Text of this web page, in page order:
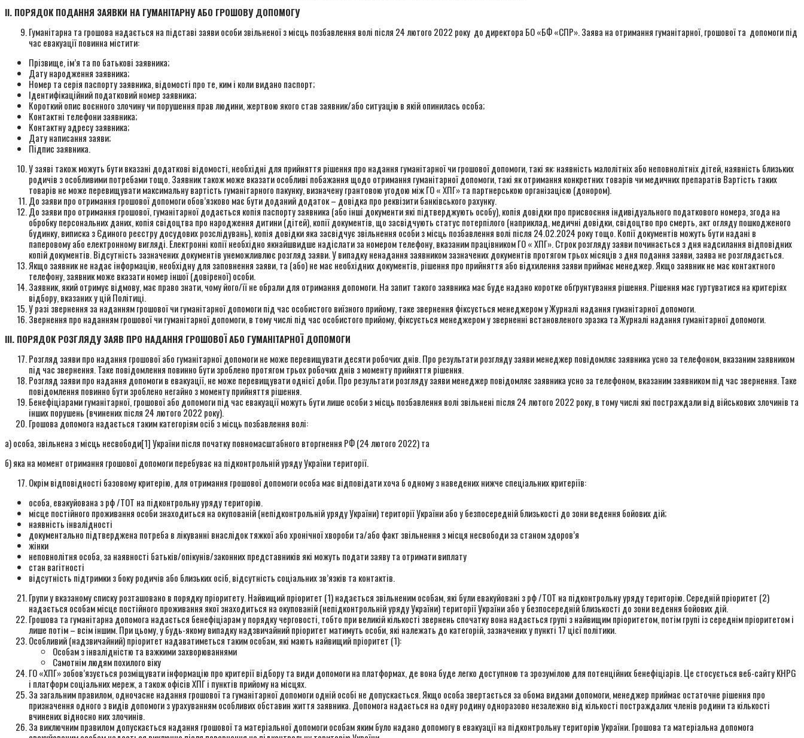
ІІ. ПОРЯДОК ПОДАННЯ ЗАЯВКИ НА ГУМАНІТАРНУ АБО ГРОШОВУ ДОПОМОГУ
Гуманітарна та грошова надається на підставі заяви особи звільненої з місць позбавлення волі після 24 лютого 2022 року до директора БО «БФ «СПР». Заява на отримання гуманітарної, грошової та допомоги під
час евакуації повинна містити:
Прізвище, ім’я та по батькові заявника;
Дату народження заявника;
Номер та серія паспорту заявника, відомості про те, ким і коли видано паспорт;
Ідентифікаційний податковий номер заявника;
Короткий опис воєнного злочину чи порушення прав людини, жертвою якого став заявник/або ситуацію в якій опинилась особа;
Контактні телефони заявника;
Контактну адресу заявника;
Дату написання заяви;
Підпис заявника.
У заяві також можуть бути вказані додаткові відомості, необхідні для прийняття рішення про надання гуманітарної чи грошової допомоги, такі як: наявність малолітніх або неповнолітніх дітей, наявність близьких
родичів з особливими потребами тощо. Заявник також може вказати особливі побажання щодо отримання гуманітарної допомоги, такі як отримання конкретних товарів чи медичних препаратів Вартість таких
товарів не може перевищувати максимальну вартість гуманітарного пакунку, визначену грантовою угодою між ГО « ХПГ» та партнерською організацією (донором).
До заяви про отримання грошової допомоги обов’язково має бути доданий додаток – довідка про реквізити банківського рахунку.
До заяви про отримання грошової, гуманітарної додається копія паспорту заявника (або інші документи які підтверджують особу), копія довідки про присвоєння індивідуального податкового номера, згода на
обробку персональних даних, копія свідоцтва про народження дитини (дітей), копії документів, що засвідчують статус потерпілого (наприклад, медичні довідки, свідоцтво про смерть, акт огляду пошкодженого
будинку, виписка з Єдиного реєстру досудових розслідувань), копія довідки яка засвідчує звільнення особи з місць позбавлення волі після 24.02.2024 року тощо. Копії документів можуть бути надані в
паперовому або електронному вигляді. Електронні копії необхідно якнайшвидше надіслати за номером телефону, вказаним працівником ГО « ХПГ». Строк розгляду заяви починається з дня надсилання відповідних
копій документів. Відсутність зазначених документів унеможливлює розгляд заяви. У випадку ненадання заявником зазначених документів протягом трьох місяців з дня подання заяви, заява не розглядається.
Якщо заявник не надає інформацію, необхідну для заповнення заяви, та (або) не має необхідних документів, рішення про прийняття або відхилення заяви приймає менеджер. Якщо заявник не має контактного
телефону, заявник може вказати номер іншої (довіреної) особи.
Заявник, який отримує відмову, має право знати, чому його/її не обрали для отримання допомоги. На запит такого заявника має буде надано коротке обґрунтування рішення. Рішення має гуртуватися на критеріях
відбору, вказаних у цій Політиці.
У разі звернення за наданням грошової чи гуманітарної допомоги під час особистого виїзного прийому, таке звернення фіксується менеджером у Журналі надання гуманітарної допомоги.
Звернення про наданням грошової чи гуманітарної допомоги, в тому числі під час особистого прийому, фіксується менеджером у зверненні встановленого зразка та Журналі надання гуманітарної допомоги.
ІІІ. ПОРЯДОК РОЗГЛЯДУ ЗАЯВ ПРО НАДАННЯ ГРОШОВОЇ АБО ГУМАНІТАРНОЇ ДОПОМОГИ
Розгляд заяви про надання грошової або гуманітарної допомоги не може перевищувати десяти робочих днів. Про результати розгляду заяви менеджер повідомляє заявника усно за телефоном, вказаним заявником
під час звернення. Таке повідомлення повинно бути зроблено протягом трьох робочих днів з моменту прийняття рішення.
Розгляд заяви про надання допомоги в евакуації, не може перевищувати однієї доби. Про результати розгляду заяви менеджер повідомляє заявника усно за телефоном, вказаним заявником під час звернення. Таке
повідомлення повинно бути зроблено негайно з моменту прийняття рішення.
Бенефіціарами гуманітарної, грошової або допомоги під час евакуації можуть бути лише особи з місць позбавлення волі звільнені після 24 лютого 2022 року, в тому числі які постраждали від військових злочинів та
інших порушень (вчинених після 24 лютого 2022 року).
Грошова допомога надається таким категоріям осіб з місць позбавлення волі:
а) особа, звільнена з місць несвободи[1] України після початку повномасштабного вторгнення РФ (24 лютого 2022) та
б) яка на момент отримання грошової допомоги перебуває на підконтрольній уряду України території.
Окрім відповідності базовому критерію, для отримання грошової допомоги особа має відповідати хоча б одному з наведених нижче спеціальних критеріїв:
особа, евакуйована з рф /ТОТ на підконтрольну уряду територію.
місце постійного проживання особи знаходиться на окупованій (непідконтрольній уряду України) території України або у безпосередній близькості до зони ведення бойових дій;
наявність інвалідності
документально підтверджена потреба в лікуванні внаслідок тяжкої або хронічної хвороби та/або факт звільнення з місця несвободи за станом здоров’я
жінки
неповнолітня особа, за наявності батьків/опікунів/законних представників які можуть подати заяву та отримати виплату
стан вагітності
відсутність підтримки з боку родичів або близьких осіб, відсутність соціальних зв’язків та контактів.
Групи у вказаному списку розташовано в порядку пріоритету. Найвищий пріоритет (1) надається звільненим особам, які були евакуйовані з рф /ТОТ на підконтрольну уряду територію. Середній пріоритет (2)
надається особам місце постійного проживання якої знаходиться на окупованій (непідконтрольній уряду України) території України або у безпосередній близькості до зони ведення бойових дій.
Грошова та гуманітарна допомога надається бенефіціарам у порядку черговості, тобто при великій кількості звернень спочатку вона надається групі з найвищим пріоритетом, потім групі із середнім пріоритетом і
лише потім – всім іншим. При цьому, у будь-якому випадку надзвичайний пріоритет матимуть особи, які належать до категорій, зазначених у пункті 17 цієї політики.
Особливий (надзвичайний) пріоритет надаватиметься таким особам, які мають найвищий пріоритет (1):
Особам з інвалідністю та важкими захворюваннями
Самотнім людям похилого віку
ГО «ХПГ» зобов’язується розміщувати інформацію про критерії відбору та види допомоги на платформах, де вона буде легко доступною та зрозумілою для потенційних бенефіціарів. Це стосується веб-сайту KHPG
і платформ соціальних мереж, а також офісів ХПГ і пунктів прийому на місцях.
За загальним правилом, одночасне надання грошової та гуманітарної допомоги одній особі не допускається. Якщо особа звертається за обома видами допомоги, менеджер приймає остаточне рішення про
призначення одного з видів допомоги з урахуванням особливих обставин життя заявника. Допомога надається на одну родину одноразово незалежно від кількості постраждалих членів родини та кількості
вчинених відносно них злочинів.
За виключним правилом допускається надання грошової та матеріальної допомоги особам яким було надано допомогу в евакуації на підконтрольну територію України. Грошова та матеріальна допомога